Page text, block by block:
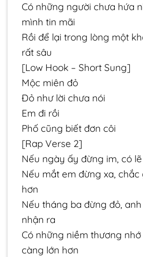
Có những người chưa hứa
mình tin mãi
Rồi để lại trong lòng một
rất sâu
[Low Hook – Short Sung]
Mộc miên đỏ
Đỏ như lời chưa nói
Em đi rồi
Phố cũng biết đơn côi
[Rap Verse 2]
Nếu ngày ấy đừng im, có
Nếu mắt em đừng xa, chắc
hơn
Nếu tháng ba đừng đỏ,
nhận ra
Có những niềm thương
càng lớn hơn